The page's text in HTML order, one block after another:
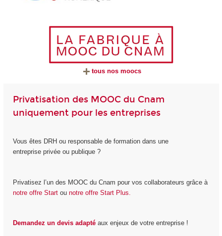
tous nos moocs
Privatisation des MOOC du Cnam
uniquement pour les entreprises
Vous êtes DRH ou responsable de formation dans une
entreprise privée ou publique ?
Privatisez l’un des MOOC du Cnam pour vos collaborateurs grâce à
notre offre Startou notre offre Start Plus.
Demandez un devis adaptéaux enjeux de votre entreprise !